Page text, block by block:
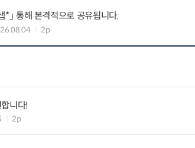
*」 통해 본격적으로 공유됩니다.
2p
니다!
2p